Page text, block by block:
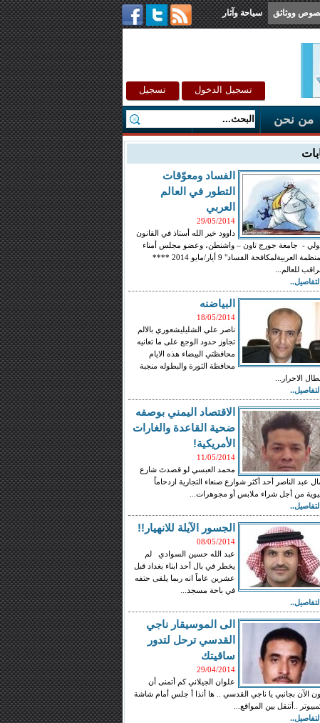
تسجيل الدخول تسجيل
ووثائق سياحة وآثار
من نحن اتصل بنا
الفساد ومعوّقات
التطور في العالم
العربي
29/05/2014
داوود خير الله أستاذ في القانون
- جامعة جورج تاون – واشنطن، وعضو مجلس أمناء
"المنظمة العربيةلمكافحة الفساد" 9 أيار/مايو 2014 ****
للعالم...
البياضنه
18/05/2014
ناصر علي الشليليشعوري بالالم
تجاوز حدود الوجع على ما تعانيه
محافظتي البيضاء هذه الايام
محافظة الثورة والبطوله منجبة
الاحرار...
الاقتصاد اليمني بوصفه
ضحية القاعدة والغارات
الأمريكية!
11/05/2014
محمد العبسي لو قصدتَ شارع
عبد الناصر أحد أكثر شوارع صنعاء التجارية ازدحاماً
من أجل شراء ملابس أو مجوهرات...
الجسور الآيلة للانهيار!!
08/05/2014
عبد الله حسين السوادي لم
يخطر في بال أحد ابناء بغداد قبل
عشرين عاماً انه ربما يلقى حتفه
في باحة مسجد...
الى الموسيقار ناجي
القدسي ترحل لتدور
ساقيتك
29/04/2014
علوان الجيلاني كم أتمنى أن
الآن بجانبي يا ناجي القدسي .. ها أنذا أ جلس أمام شاشة
..أتنقل بين المواقع...